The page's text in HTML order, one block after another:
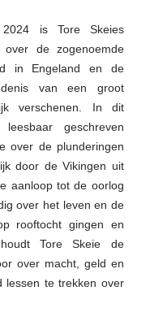
Wolventijd
–
De
om
een
Vikingrijk
aan
de
Noordzee
is Tore Skeies
over de zogenoemde
in Engeland en de
van een groot
verschenen. In dit
geschreven
over de plunderingen
door de Vikingen uit
aanloop tot de oorlog
over het leven en de
rooftocht gingen en
Tore Skeie de
over macht, geld en
lessen te trekken over